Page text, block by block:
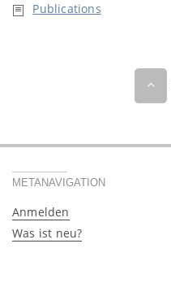
Publications
METANAVIGATION
Anmelden
Was ist neu?